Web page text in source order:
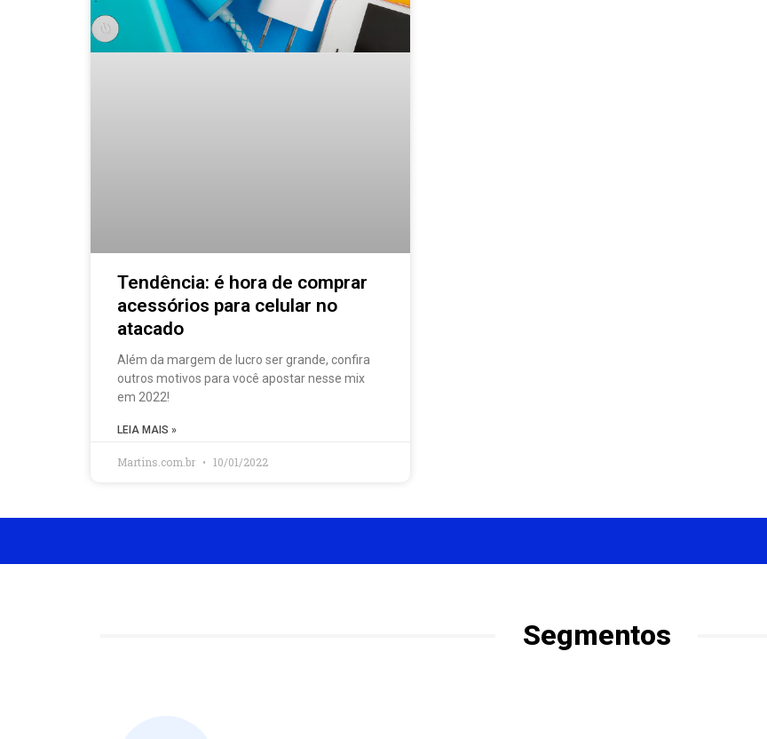
Tendência: é hora de comprar
acessórios para celular no
atacado
Além da margem de lucro ser grande, confira
outros motivos para você apostar nesse mix
em 2022!
LEIA MAIS »
Martins.com.br 10/01/2022
Segmentos